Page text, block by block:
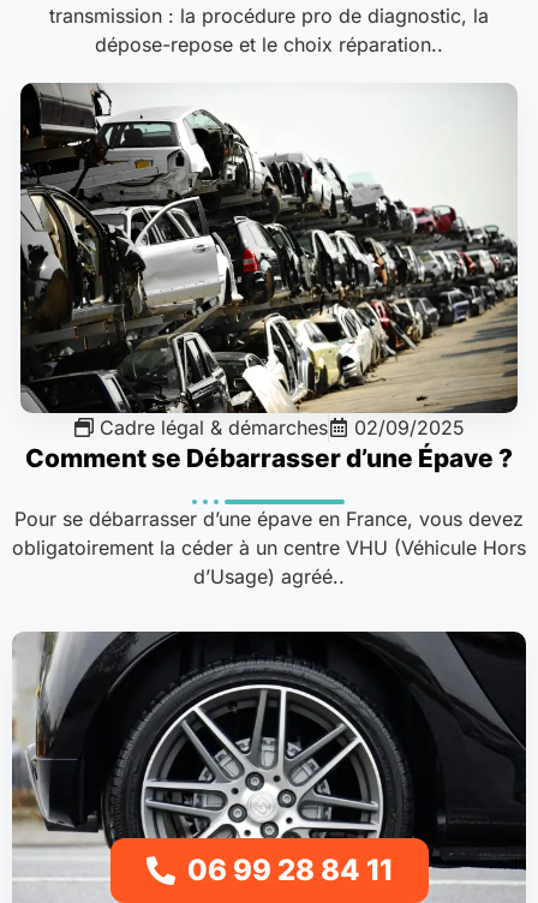
transmission : la procédure pro de diagnostic, la
dépose-repose et le choix réparation..
Cadre légal & démarches 02/09/2025
Comment se Débarrasser d’une Épave ?
Pour se débarrasser d’une épave en France, vous devez
obligatoirement la céder à un centre VHU (Véhicule Hors
d’Usage) agréé..
06 99 28 84 11